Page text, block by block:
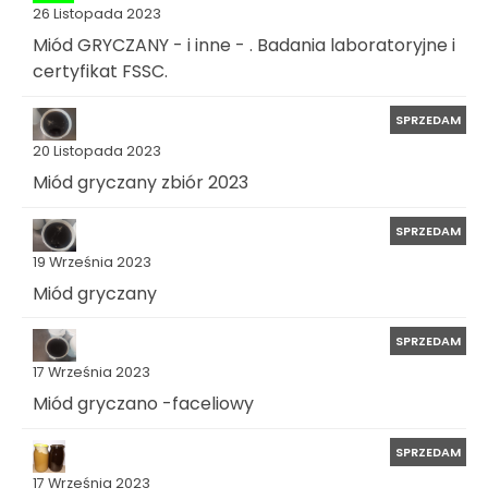
26 Listopada 2023
Miód GRYCZANY - i inne - . Badania laboratoryjne i
certyfikat FSSC.
20 Listopada 2023
SPRZEDAM
Miód gryczany zbiór 2023
19 Września 2023
SPRZEDAM
Miód gryczany
17 Września 2023
SPRZEDAM
Miód gryczano -faceliowy
17 Września 2023
SPRZEDAM